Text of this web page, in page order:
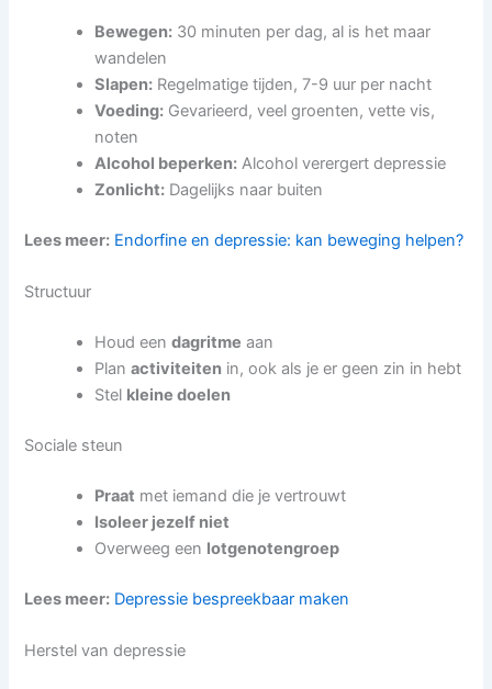
Bewegen: 30 minuten per dag, al is het maar
wandelen
Slapen: Regelmatige tijden, 7-9 uur per nacht
Voeding: Gevarieerd, veel groenten, vette vis,
noten
Alcohol beperken: Alcohol verergert depressie
Zonlicht: Dagelijks naar buiten
Lees meer: Endorfine en depressie: kan beweging helpen?
Structuur
Houd eendagritme aan
Planactiviteiten in, ook als je er geen zin in hebt
Stel kleine doelen
Sociale steun
Praat met iemand die je vertrouwt
Isoleer jezelf niet
Overweeg een lotgenotengroep
Lees meer: Depressie bespreekbaar maken
Herstel van depressie